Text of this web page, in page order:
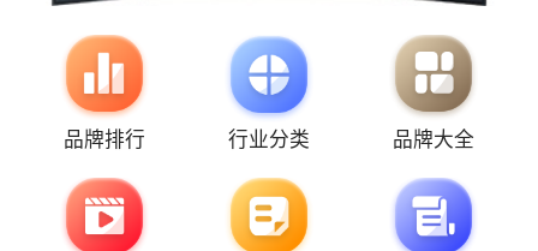
品牌排行 行业分类 品牌大全